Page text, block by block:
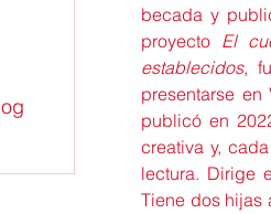
becada y
proyecto El
establecidos,
presentarse
publicó en
creativa y,
lectura. Dirige
Tiene dos hijas